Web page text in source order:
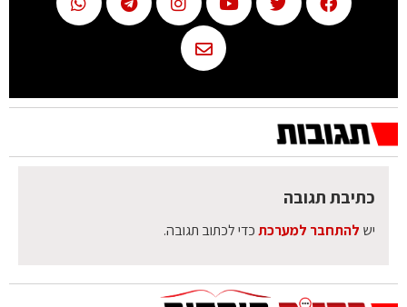
כתיבת תגובה
יש להתחבר למערכתכדי לכתוב תגובה.